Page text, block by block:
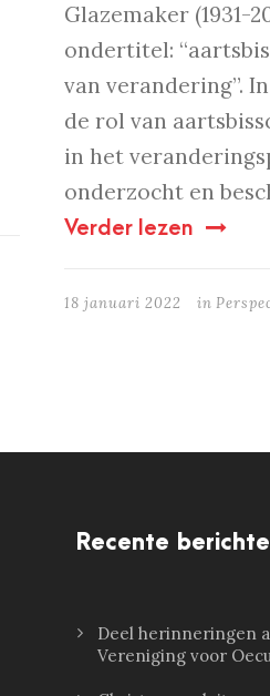
Glazemaker (1931-
ondertitel:
van verandering”.
de rol van
in het
onderzocht en
Verder lezen
18 januari 2022 in
Recente
Deel herinneringen
Vereniging voor